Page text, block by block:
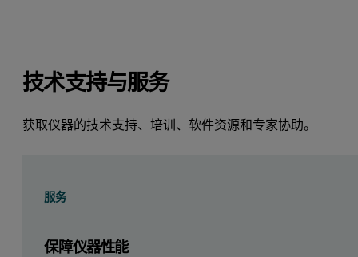
技术支持与服务
获取仪器的技术支持、培训、软件资源和专家协助。
服务
保障仪器性能